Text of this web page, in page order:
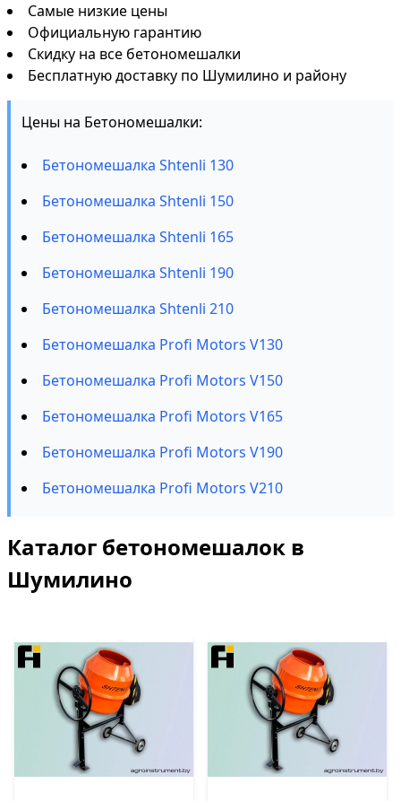
Самые низкие цены
Официальную гарантию
Скидку на все бетономешалки
Бесплатную доставку по Шумилино и району
Цены на Бетономешалки:
Бетономешалка Shtenli 130
Бетономешалка Shtenli 150
Бетономешалка Shtenli 165
Бетономешалка Shtenli 190
Бетономешалка Shtenli 210
Бетономешалка Profi Motors V130
Бетономешалка Profi Motors V150
Бетономешалка Profi Motors V165
Бетономешалка Profi Motors V190
Бетономешалка Profi Motors V210
Каталог бетономешалок в
Шумилино